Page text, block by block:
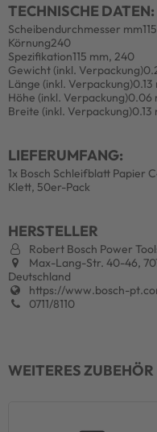
TECHNISCHE DATEN:
Scheibendurchmesser mm115
Körnung240
Spezifikation115 mm, 240
Gewicht (inkl. Verpackung)
Länge (inkl. Verpackung)0.13
Höhe (inkl. Verpackung)0.06
Breite (inkl. Verpackung)0.13
LIEFERUMFANG:
1x Bosch Schleifblatt Papier
Klett, 50er-Pack
HERSTELLER
Robert Bosch Power
Max-Lang-Str. 40-46,
Deutschland
https://www.bosch-
0711/8110
WEITERES ZUBEHÖR